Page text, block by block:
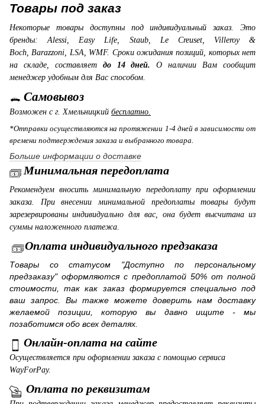
Товары под заказ
Некоторые товары доступны под индивидуальный заказ. Это
бренды: Alessi, Easy Life, Staub, Le Creuset, Villeroy &
Boch, Barazzoni, LSA, WMF. Сроки ожидания позиций, которых нет
на складе, составляетдо 14 дней. О наличии Вам сообщит
менеджер удобным для Вас способом.
Самовывоз
Возможен с г. Хмельницкий бесплатно.
*Отправки осуществляются на протяжении 1-4 дней в зависимости от
времени подтверждения заказа и выбранного товара.
Больше информации о доставке
Минимальная передоплата
Рекомендуем вносить минимальную передоплату при оформлении
заказа. При внесении минимальной предоплаты товары будут
зарезервированы индивидуально для вас, она будет высчитана из
суммы наложенного платежа.
Оплата индивидуального предзаказа
Товары со статусом "Доступно по персональному
предзаказу" оформляются с предоплатой 50% от полной
стоимости, так как заказ формируется специально под
ваш запрос. Вы также можете доверить нам доставку
желаемой позиции, которую вы давно ищите - мы
позаботимся обо всех деталях.
Онлайн-оплата на сайте
Осуществляется при оформлении заказа с помощью сервиса
WayForPay.
Оплата по реквизитам